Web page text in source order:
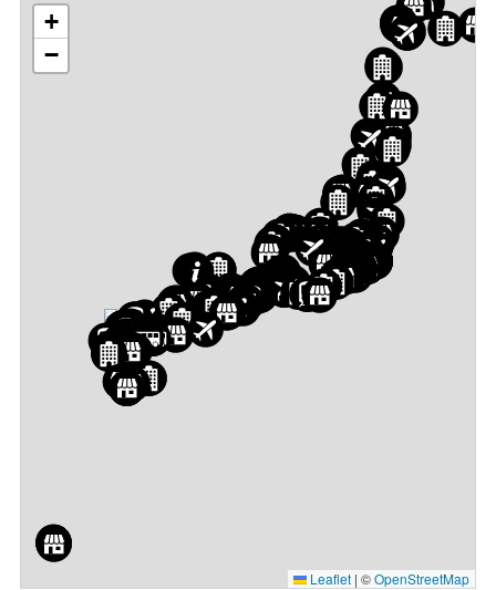
+
−
Leaflet | ©OpenStreetMap